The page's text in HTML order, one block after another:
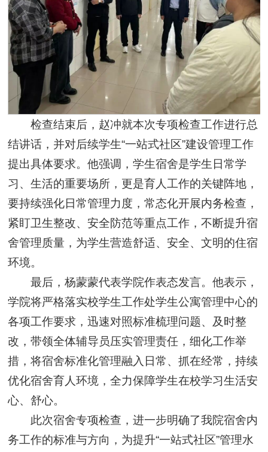
检查结束后，赵冲就本次专项检查工作进行总
结讲话，并对后续学生“一站式社区”建设管理工作
提出具体要求。他强调，学生宿舍是学生日常学
习、生活的重要场所，更是育人工作的关键阵地，
要持续强化日常管理力度，常态化开展内务检查，
紧盯卫生整改、安全防范等重点工作，不断提升宿
舍管理质量，为学生营造舒适、安全、文明的住宿
环境。
最后，杨蒙蒙代表学院作表态发言。他表示，
学院将严格落实校学生工作处学生公寓管理中心的
各项工作要求，迅速对照标准梳理问题、及时整
改，带领全体辅导员压实管理责任，细化工作举
措，将宿舍标准化管理融入日常、抓在经常，持续
优化宿舍育人环境，全力保障学生在校学习生活安
心、舒心。
此次宿舍专项检查，进一步明确了我院宿舍内
务工作的标准与方向，为提升“一站式社区”管理水